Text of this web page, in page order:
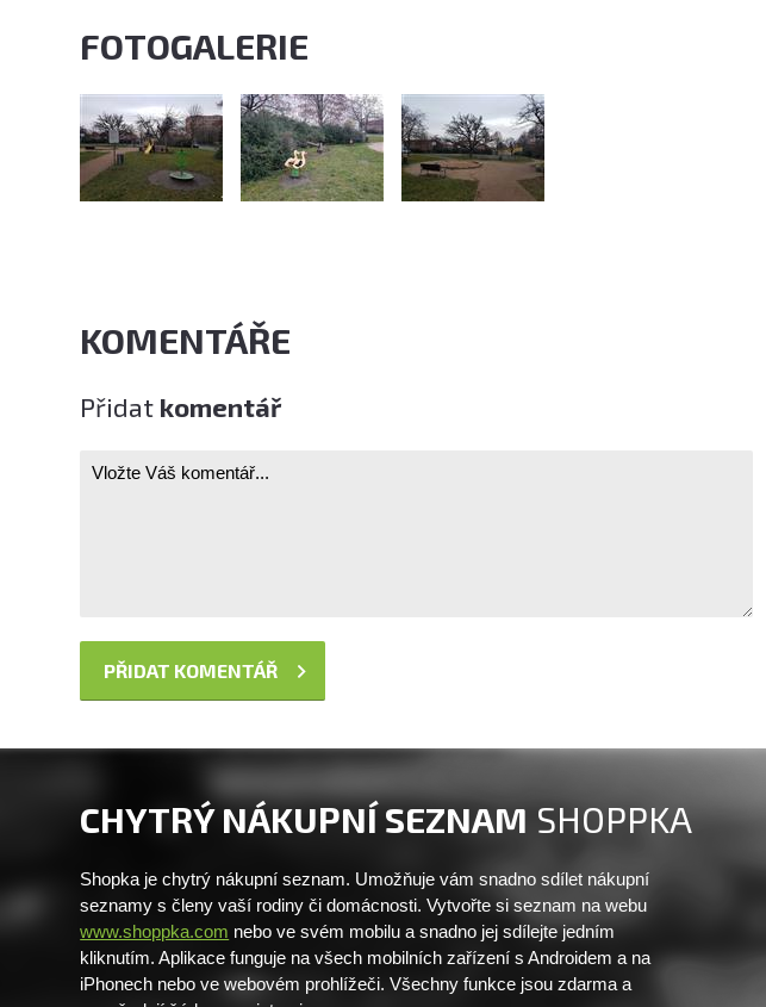
FOTOGALERIE
KOMENTÁŘE
Přidat komentář
CHYTRÝ NÁKUPNÍ SEZNAM SHOPPKA
Shopka je chytrý nákupní seznam. Umožňuje vám snadno sdílet nákupní
seznamy s členy vaší rodiny či domácnosti. Vytvořte si seznam na webu
www.shoppka.com nebo ve svém mobilu a snadno jej sdílejte jedním
kliknutím. Aplikace funguje na všech mobilních zařízení s Androidem a na
iPhonech nebo ve webovém prohlížeči. Všechny funkce jsou zdarma a